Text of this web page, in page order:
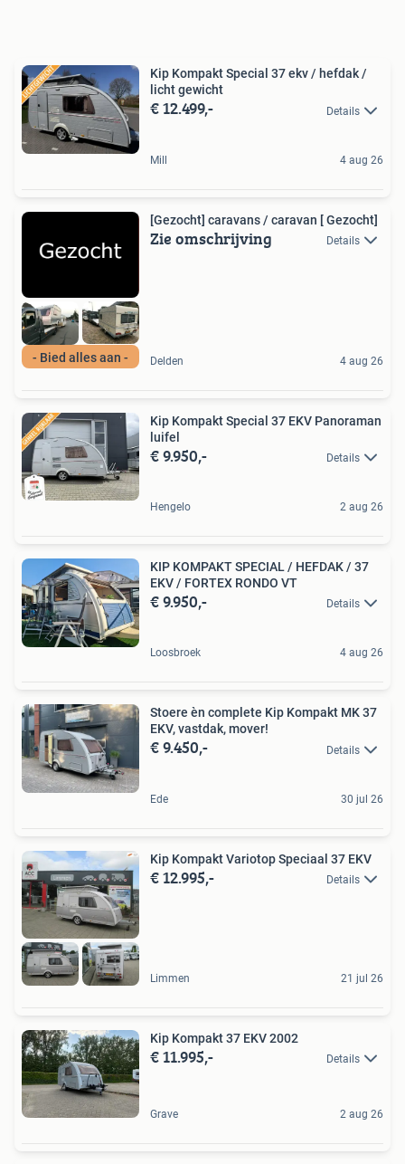
Kip Kompakt Special 37 ekv / hefdak /
licht gewicht
€ 12.499,- Details
Mill 4 aug 26
- Bied alles aan -
[Gezocht] caravans / caravan [ Gezocht]
Zie omschrijving Details
Delden 4 aug 26
Kip Kompakt Special 37 EKV Panoraman
luifel
€ 9.950,- Details
Hengelo 2 aug 26
KIP KOMPAKT SPECIAL / HEFDAK / 37
EKV / FORTEX RONDO VT
€ 9.950,- Details
Loosbroek 4 aug 26
Stoere èn complete Kip Kompakt MK 37
EKV, vastdak, mover!
€ 9.450,- Details
Ede 30 jul 26
Kip Kompakt Variotop Speciaal 37 EKV
€ 12.995,- Details
Limmen 21 jul 26
Kip Kompakt 37 EKV 2002
€ 11.995,- Details
Grave 2 aug 26